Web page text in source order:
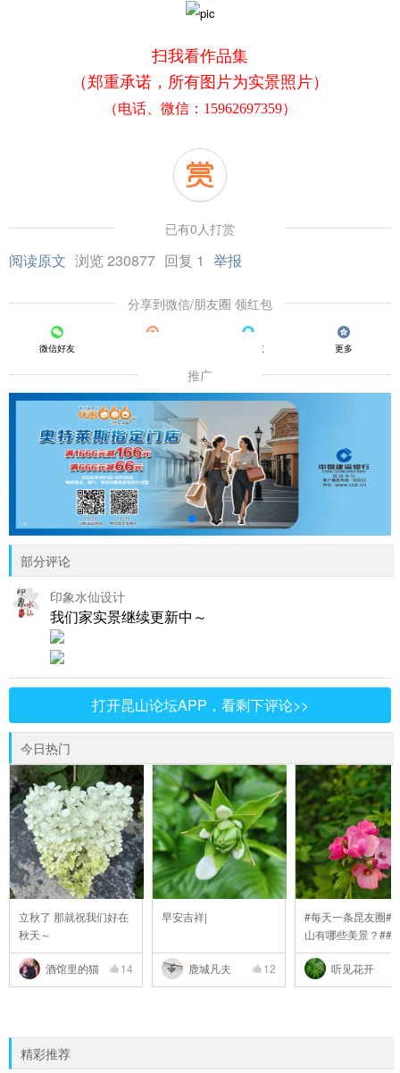
扫我看作品集
（郑重承诺，所有图片为实景照片）
（电话、微信：15962697359）
已有0人打赏
阅读原文 浏览 230877 回复 1 举报
分享到微信/朋友圈 领红包
微信好友 QQ好友 更多
推广
部分评论
印象水仙设计
我们家实景继续更新中～
打开昆山论坛APP，看剩下评论>>
今日热门
立秋了 那就祝我们好在
秋天～
酒馆里的猫 14
早安吉祥|
鹿城凡夫 12
#每天一条昆友圈
山有哪些美景？##
..
听见花开
精彩推荐